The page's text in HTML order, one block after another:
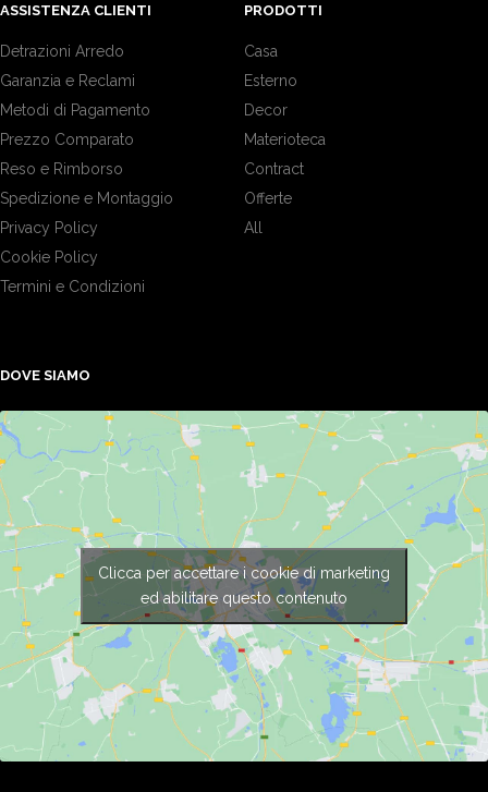
ASSISTENZA CLIENTI
Detrazioni Arredo
Garanzia e Reclami
Metodi di Pagamento
Prezzo Comparato
Reso e Rimborso
Spedizione e Montaggio
Privacy Policy
Cookie Policy
Termini e Condizioni
PRODOTTI
Casa
Esterno
Decor
Materioteca
Contract
Offerte
All
DOVE SIAMO
Clicca per accettare i cookie di marketing
ed abilitare questo contenuto